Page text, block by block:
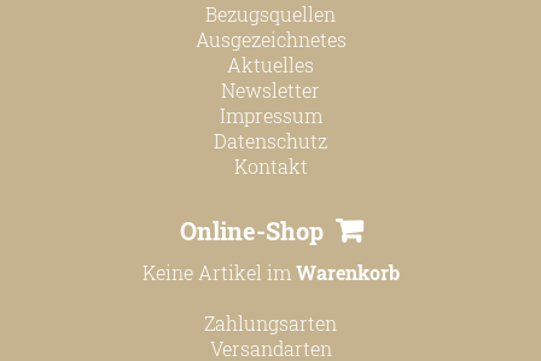
Bezugsquellen
Ausgezeichnetes
Aktuelles
Newsletter
Impressum
Datenschutz
Kontakt
Online-Shop
Keine Artikel im Warenkorb
Zahlungsarten
Versandarten